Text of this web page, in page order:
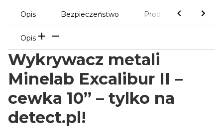
Opis Bezpieczeństwo Produkty powiązane
Opis
Wykrywacz metali
Minelab Excalibur II –
cewka 10” – tylko na
detect.pl!